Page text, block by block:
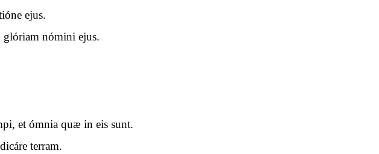
ejus.
nómini ejus.
et ómnia quæ in eis sunt.
terram.